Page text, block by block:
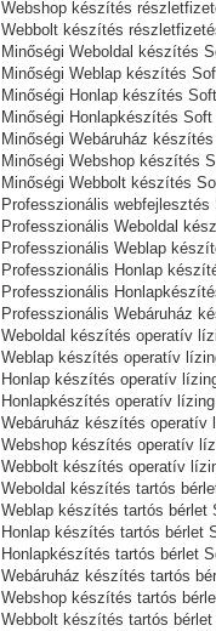
Webshop készítés
Webbolt készítés
Minőségi Weboldal készítés
Minőségi Weblap készítés
Minőségi Honlap készítés
Minőségi Honlapkészítés
Minőségi Webáruház
Minőségi Webshop készítés
Minőségi Webbolt készítés
Professzionális
Professzionális Weboldal
Professzionális Weblap
Professzionális Honlap
Professzionális
Professzionális Webáruház
Weboldal készítés operatív
Weblap készítés operatív
Honlap készítés operatív
Honlapkészítés operatív
Webáruház készítés operatív
Webshop készítés operatív
Webbolt készítés operatív
Weboldal készítés tartós
Weblap készítés tartós bérlet
Honlap készítés tartós bérlet
Honlapkészítés tartós bérlet
Webáruház készítés tartós
Webshop készítés tartós
Webbolt készítés tartós